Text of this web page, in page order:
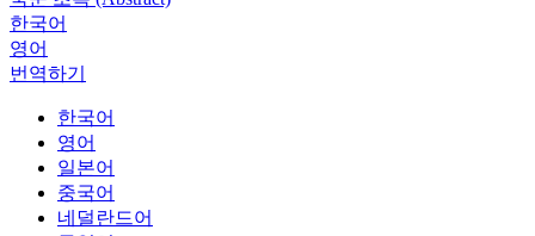
한국어
영어
번역하기
한국어
영어
일본어
중국어
네덜란드어